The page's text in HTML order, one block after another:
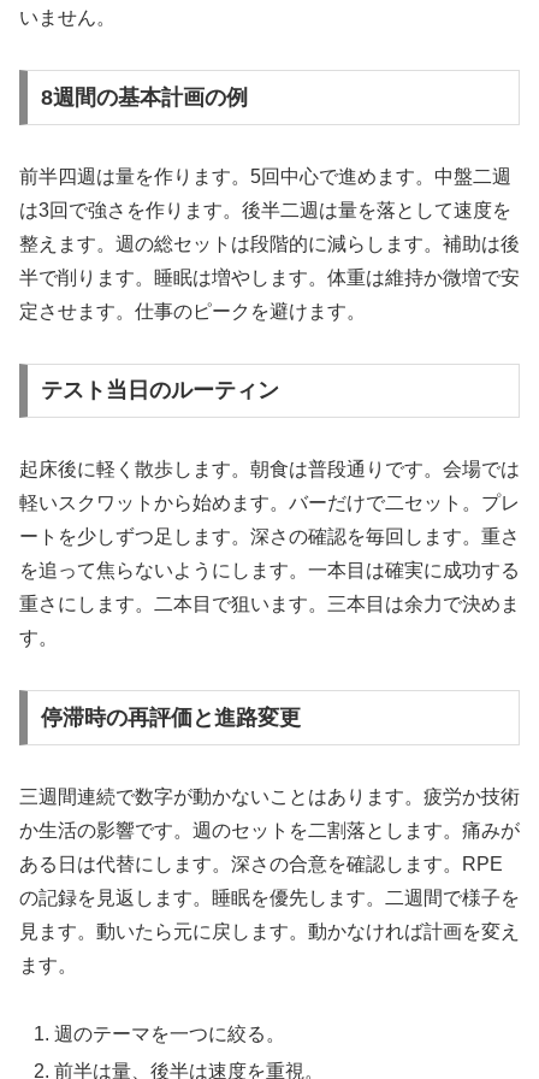
いません。
8週間の基本計画の例
前半四週は量を作ります。5回中心で進めます。中盤二週
は3回で強さを作ります。後半二週は量を落として速度を
整えます。週の総セットは段階的に減らします。補助は後
半で削ります。睡眠は増やします。体重は維持か微増で安
定させます。仕事のピークを避けます。
テスト当日のルーティン
起床後に軽く散歩します。朝食は普段通りです。会場では
軽いスクワットから始めます。バーだけで二セット。プレ
ートを少しずつ足します。深さの確認を毎回します。重さ
を追って焦らないようにします。一本目は確実に成功する
重さにします。二本目で狙います。三本目は余力で決めま
す。
停滞時の再評価と進路変更
三週間連続で数字が動かないことはあります。疲労か技術
か生活の影響です。週のセットを二割落とします。痛みが
ある日は代替にします。深さの合意を確認します。RPE
の記録を見返します。睡眠を優先します。二週間で様子を
見ます。動いたら元に戻します。動かなければ計画を変え
ます。
週のテーマを一つに絞る。
前半は量、後半は速度を重視。